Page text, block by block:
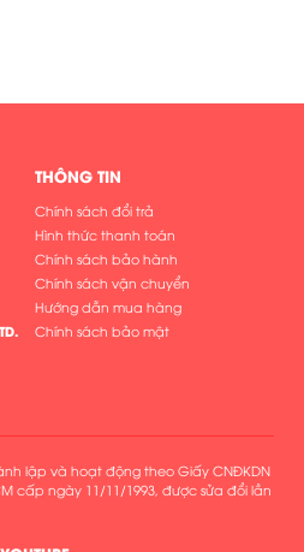
THÔNG TIN
Chính sách đổi trả
Hình thức thanh toán
Chính sách bảo hành
Chính sách vận chuyển
Hướng dẫn mua hàng
Chính sách bảo mật
lập và hoạt động theo Giấy CNĐKDN
cấp ngày 11/11/1993, được sửa đổi lần